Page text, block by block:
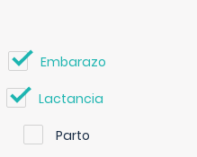
Embarazo
Lactancia
Parto